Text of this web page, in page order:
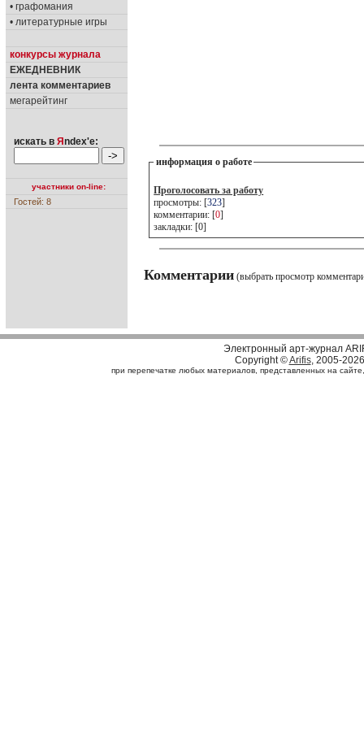
• графомания
• литературные игры
конкурсы журнала
ЕЖЕДНЕВНИК
лента комментариев
мегарейтинг
искать в Я ndex'е:
участники on-line:
Гостей: 8
информация о работе
Проголосовать за работу
просмотры: [323]
комментарии: [0]
закладки: [0]
Комментарии (выбрать просмотр
Электронный арт-журнал
Copyright ©Arifis, 2005-2026
при перепечатке любых материалов, представленных на